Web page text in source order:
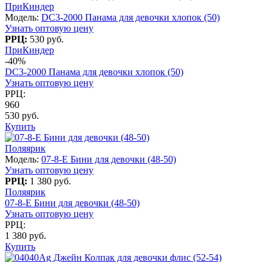
ПриКиндер
Модель: DC3-2000 Панама для девочки хлопок (50)
Узнать оптовую цену
РРЦ: 530 руб.
ПриКиндер
-40%
DC3-2000 Панама для девочки хлопок (50)
Узнать оптовую цену
РРЦ:
960
530 руб.
Купить
Поляярик
Модель: 07-8-E Бини для девочки (48-50)
Узнать оптовую цену
РРЦ: 1 380 руб.
Поляярик
07-8-E Бини для девочки (48-50)
Узнать оптовую цену
РРЦ:
1 380 руб.
Купить